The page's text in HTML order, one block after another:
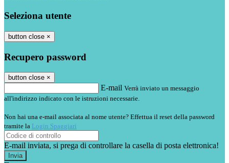
Seleziona utente
button close ×
Recupero password
button close ×
E-mail Verrà inviato un messaggio
all'indirizzo indicato con le istruzioni necessarie.
Non hai una e-mail associata al nome utente? Effettua il reset della password
tramite la Login Spaggiari
E-mail inviata, si prega di controllare la casella di posta elettronica!